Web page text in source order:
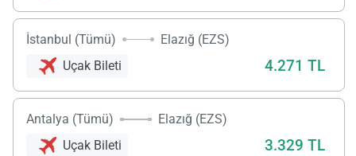
İstanbul (Tümü)
Elazığ (EZS)
Uçak Bileti
4.271 TL
Antalya (Tümü)
Elazığ (EZS)
Uçak Bileti
3.329 TL